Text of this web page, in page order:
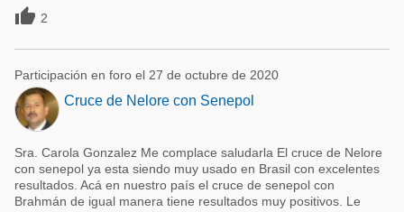
 2
Participación en foro el 27 de octubre de 2020
Cruce de Nelore con Senepol
Sra. Carola Gonzalez Me complace saludarla El cruce de Nelore
con senepol ya esta siendo muy usado en Brasil con excelentes
resultados. Acá en nuestro país el cruce de senepol con
Brahmán de igual manera tiene resultados muy positivos. Le